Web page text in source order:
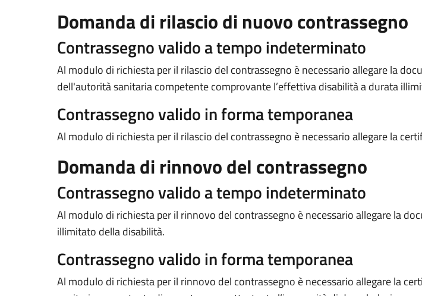
Domanda di rilascio di nuovo contrassegno
Contrassegno valido a tempo indeterminato
Al modulo di richiesta per il rilascio del contrassegno è necessario allegare la
dell'autorità sanitaria competente comprovante l’effettiva disabilità a durata
Contrassegno valido in forma temporanea
Al modulo di richiesta per il rilascio del contrassegno è necessario allegare la
Domanda di rinnovo del contrassegno
Contrassegno valido a tempo indeterminato
Al modulo di richiesta per il rinnovo del contrassegno è necessario allegare la
illimitato della disabilità.
Contrassegno valido in forma temporanea
Al modulo di richiesta per il rinnovo del contrassegno è necessario allegare la